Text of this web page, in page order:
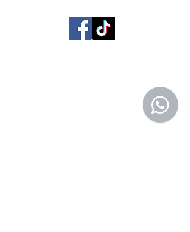
libreriaeditorialtrilobites@gmail.com